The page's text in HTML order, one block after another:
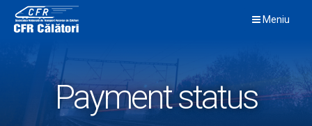
content
Meniu
Payment status